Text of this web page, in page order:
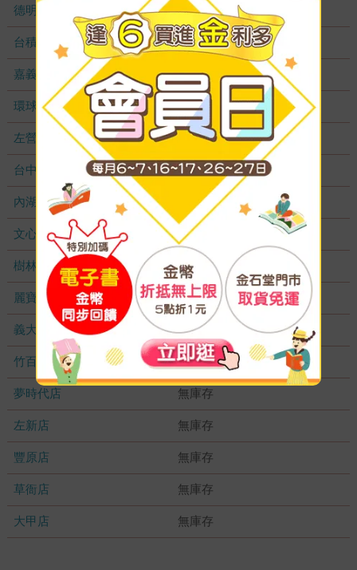
德明加盟店 無庫存
台積店 無庫存
嘉義耐斯店 無庫存
環球店 無庫存
左營店 無庫存
台中秀泰店 無庫存
內湖大潤發 無庫存
文心店 無庫存
樹林店 無庫存
麗寶店 無庫存
義大店 無庫存
竹百店 無庫存
夢時代店 無庫存
左新店 無庫存
豐原店 無庫存
草衙店 無庫存
大甲店 無庫存